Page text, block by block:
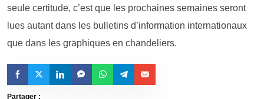
seule certitude, c’est que les prochaines semaines seront
lues autant dans les bulletins d’information internationaux
que dans les graphiques en chandeliers.
Partager :